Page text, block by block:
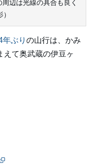
辺は光線の具合も良く
年ぶり の山行は、かみ
えて奥武蔵の伊豆ヶ